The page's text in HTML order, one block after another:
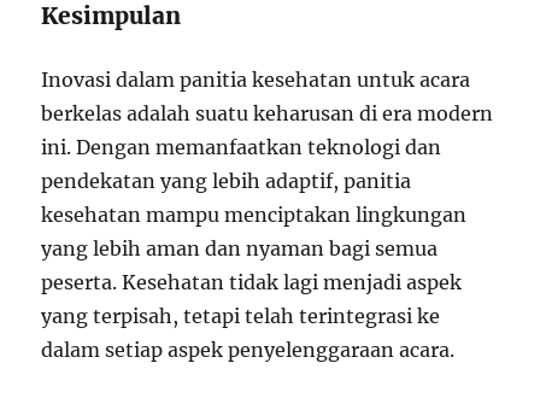
Kesimpulan
Inovasi dalam panitia kesehatan untuk acara
berkelas adalah suatu keharusan di era modern
ini. Dengan memanfaatkan teknologi dan
pendekatan yang lebih adaptif, panitia
kesehatan mampu menciptakan lingkungan
yang lebih aman dan nyaman bagi semua
peserta. Kesehatan tidak lagi menjadi aspek
yang terpisah, tetapi telah terintegrasi ke
dalam setiap aspek penyelenggaraan acara.